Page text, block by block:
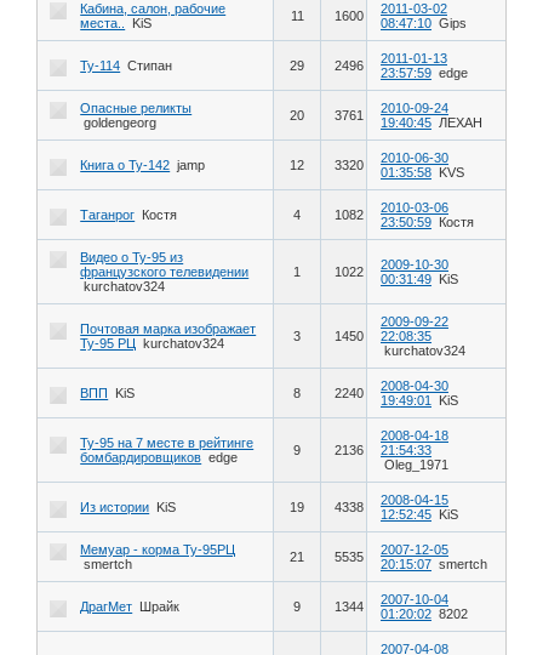
Кабина, салон, рабочие
места..
KiS 11 1600
2011-03-02
08:47:10 Gips
Ту-114 Стипан 29 2496
2011-01-13
23:57:59 edge
Опасные реликты
goldengeorg
20 3761
2010-09-24
19:40:45 ЛЕХАН
Книга о Ту-142 jamp 12 3320
2010-06-30
01:35:58
KVS
Таганрог Костя 4 1082
2010-03-06
23:50:59
Костя
Видео о Ту-95 из
французского телевидении
kurchatov324
1 1022
2009-10-30
00:31:49
KiS
Почтовая марка изображает
Ту-95 РЦ
kurchatov324 3 1450
2009-09-22
22:08:35
kurchatov324
ВПП KiS 8 2240
2008-04-30
19:49:01
KiS
Ту-95 на 7 месте в рейтинге
бомбардировщиков edge 9 2136
2008-04-18
21:54:33
Oleg_1971
Из истории KiS 19 4338
2008-04-15
12:52:45
KiS
Мемуар - корма Ту-95РЦ
smertch
21 5535
2007-12-05
20:15:07 smertch
ДрагМет Шрайк 9 1344
2007-10-04
01:20:02 8202
2007-04-08